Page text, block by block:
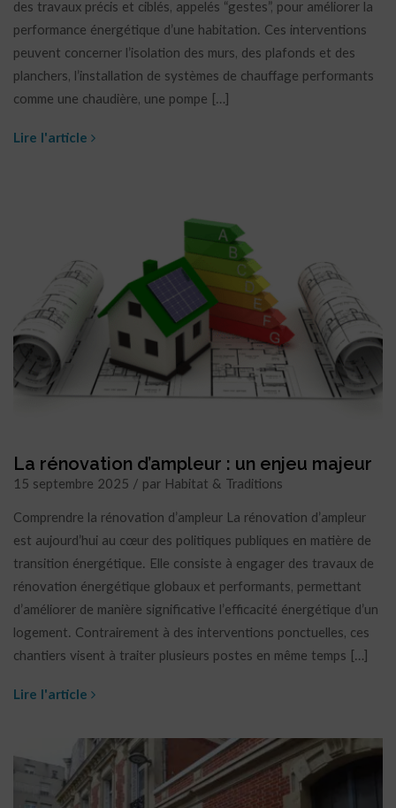
des travaux précis et ciblés, appelés “gestes”, pour améliorer la
performance énergétique d’une habitation. Ces interventions
peuvent concerner l’isolation des murs, des plafonds et des
planchers, l’installation de systèmes de chauffage performants
comme une chaudière, une pompe […]
Lire l'article
La rénovation d’ampleur : un enjeu majeur
15 septembre 2025 / par Habitat & Traditions
Comprendre la rénovation d’ampleur La rénovation d’ampleur
est aujourd’hui au cœur des politiques publiques en matière de
transition énergétique. Elle consiste à engager des travaux de
rénovation énergétique globaux et performants, permettant
d’améliorer de manière significative l’efficacité énergétique d’un
logement. Contrairement à des interventions ponctuelles, ces
chantiers visent à traiter plusieurs postes en même temps […]
Lire l'article